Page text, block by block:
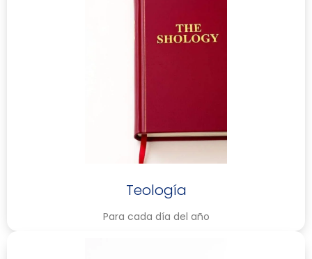
Teología
Para cada día del año